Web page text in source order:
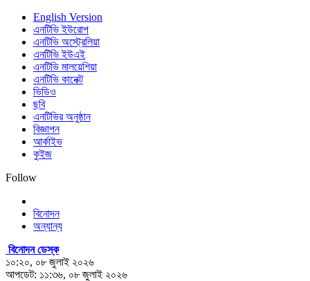
English Version
এনটিভি ইউরোপ
এনটিভি অস্ট্রেলিয়া
এনটিভি ইউএই
এনটিভি মালয়েশিয়া
এনটিভি কানেক্ট
ভিডিও
ছবি
এনটিভির অনুষ্ঠান
বিজ্ঞাপন
আর্কাইভ
কুইজ
Follow
বিনোদন
অন্যান্য
বিনোদন ডেস্ক
১০:২০, ০৮ জুলাই ২০২৬
আপডেট: ১১:৩৬, ০৮ জুলাই ২০২৬